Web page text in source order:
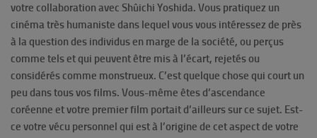
votre collaboration avec Shûichi Yoshida. Vous pratiquez un
cinéma très humaniste dans lequel vous vous intéressez de près
à la question des individus en marge de la société, ou perçus
comme tels et qui peuvent être mis à l’écart, rejetés ou
considérés comme monstrueux. C’est quelque chose qui court un
peu dans tous vos films. Vous-même êtes d’ascendance
coréenne et votre premier film portait d’ailleurs sur ce sujet. Est-
ce votre vécu personnel qui est à l’origine de cet aspect de votre